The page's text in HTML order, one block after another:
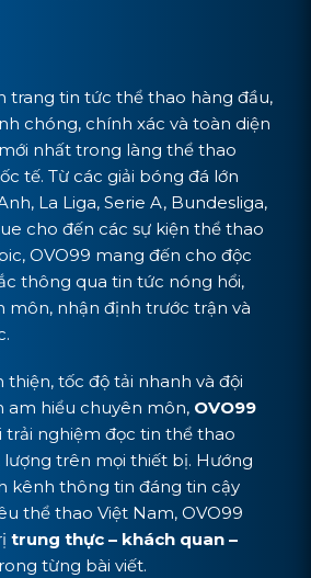
trang tin tức thể thao hàng đầu,
chóng, chính xác và toàn diện
nhất trong làng thể thao
tế. Từ các giải bóng đá lớn
La Liga, Serie A, Bundesliga,
cho đến các sự kiện thể thao
OVO99 mang đến cho độc
thông qua tin tức nóng hổi,
môn, nhận định trước trận và
thiện, tốc độ tải nhanh và đội
am hiểu chuyên môn, OVO99
trải nghiệm đọc tin thể thao
trên mọi thiết bị. Hướng
kênh thông tin đáng tin cậy
thể thao Việt Nam, OVO99
trung thực – khách quan –
từng bài viết.